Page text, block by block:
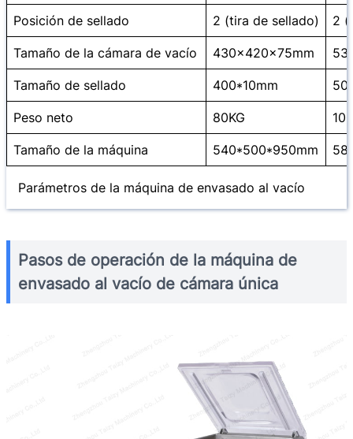
Posición de sellado 2 (tira de sellado) 2
Tamaño de la cámara de vacío 430x420x75mm
Tamaño de sellado 400*10mm
Peso neto 80KG
Tamaño de la máquina 540*500*950mm
Parámetros de la máquina de envasado al vacío
Pasos de operación de la máquina de
envasado al vacío de cámara única